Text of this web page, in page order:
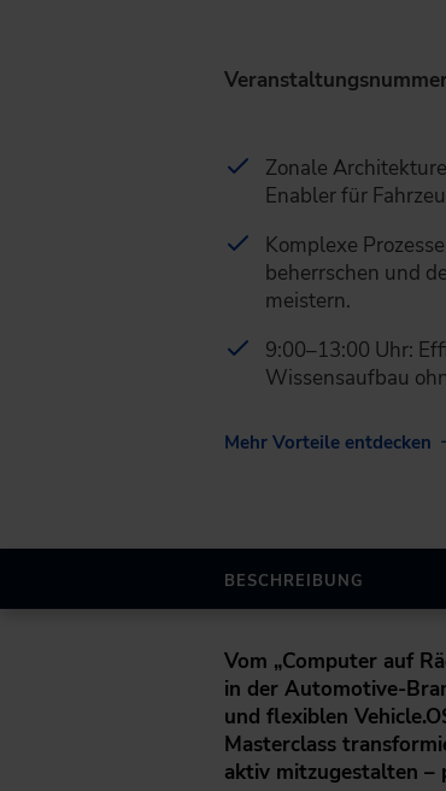
Zonale
Enabler für
Komplexe
beherrschen und
meistern.
9:00–13:00 Uhr:
Wissensaufbau
Mehr Vorteile entdecken
BESCHREIBUNG
Vom „Computer auf
in der Automotive-
und flexiblen
Masterclass
aktiv mitzugestalten –